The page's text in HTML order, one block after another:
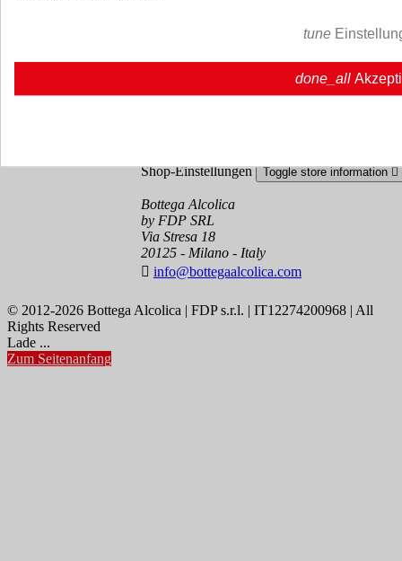
Toggle your account links
Shop-Einstellungen Toggle store information 
Bottega Alcolica
by FDP SRL
Via Stresa 18
20125 - Milano - Italy
 info@bottegaalcolica.com
© 2012-2026 Bottega Alcolica | FDP s.r.l. | IT12274200968 | All
Rights Reserved
Lade ...
Zum Seitenanfang
tune
done_all